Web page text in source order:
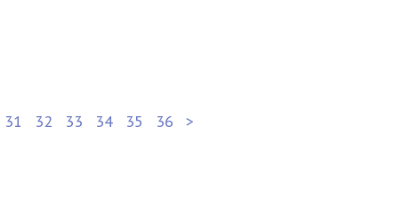
31 32 33 34 35 36 >